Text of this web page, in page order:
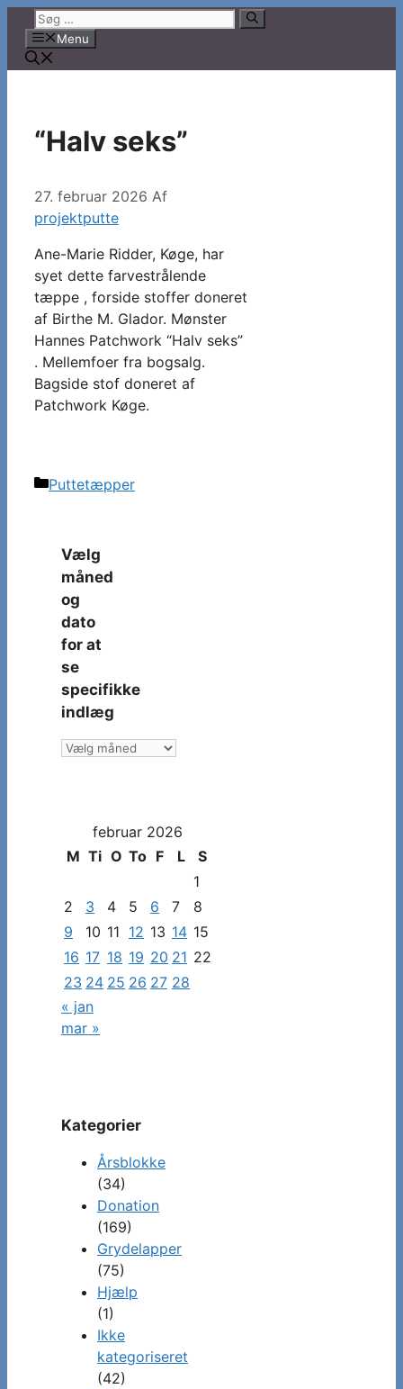
indhold
Søg
efter:Menu
“Halv seks”
27. februar 2026 Af
projektputte
Ane-Marie Ridder, Køge, har
syet dette farvestrålende
tæppe , forside stoffer doneret
af Birthe M. Glador. Mønster
Hannes Patchwork “Halv seks”
. Mellemfoer fra bogsalg.
Bagside stof doneret af
Patchwork Køge.
Kategorier
Puttetæpper
Vælg
måned
og
dato
for at
se
specifikke
indlæg
Vælg
at
specifikke
indlæg
februar 2026
M Ti O To F L
S
1
2
3 4 5 6 7
8
9
10 11 12 13 14 15
16 17 18 19 20 21 22
23 24 25 26 27 28
« jan
mar »
Kategorier
Årsblokke
(34)
Donation
(169)
Grydelapper
(75)
Hjælp
(1)
Ikke
kategoriseret
(42)